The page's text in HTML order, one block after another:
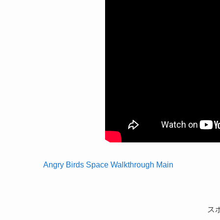
Angry Birds Space Walkthrough Main
ス